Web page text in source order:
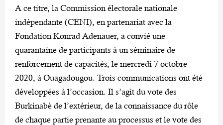
A ce titre, la Commission électorale nationale
indépendante (CENI), en partenariat avec la
Fondation Konrad Adenauer, a convié une
quarantaine de participants à un séminaire de
renforcement de capacités, le mercredi 7 octobre
2020, à Ouagadougou. Trois communications ont été
développées à l’occasion. Il s’agit du vote des
Burkinabè de l’extérieur, de la connaissance du rôle
de chaque partie prenante au processus et le vote des